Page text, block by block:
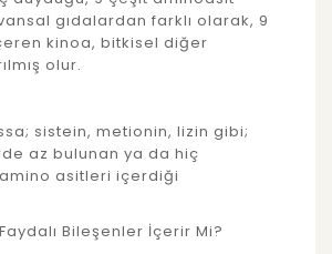
gıdalardan farklı olarak, 9
kinoa, bitkisel diğer
olur.
sistein, metionin, lizin gibi;
az bulunan ya da hiç
asitleri içerdiği
Bileşenler İçerir Mi?